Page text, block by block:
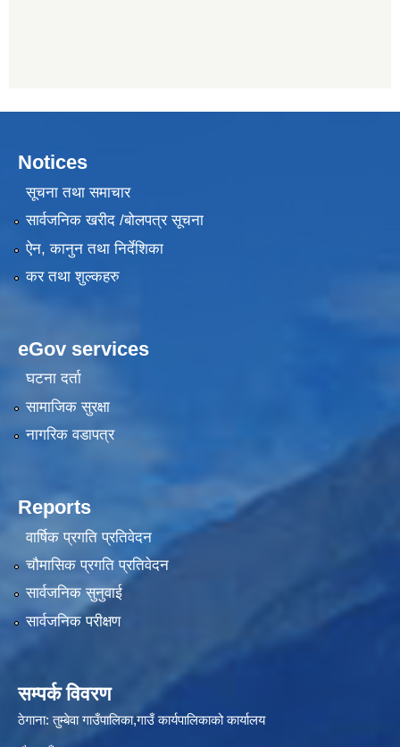
Notices
सूचना तथा समाचार
सार्वजनिक खरीद /बोलपत्र सूचना
ऐन, कानुन तथा निर्देशिका
कर तथा शुल्कहरु
eGov services
घटना दर्ता
सामाजिक सुरक्षा
नागरिक वडापत्र
Reports
वार्षिक प्रगति प्रतिवेदन
चौमासिक प्रगति प्रतिवेदन
सार्वजनिक सुनुवाई
सार्वजनिक परीक्षण
सम्पर्क विवरण
ठेगाना: तुम्बेवा गाउँपालिका,गाउँ कार्यपालिकाको कार्यालय